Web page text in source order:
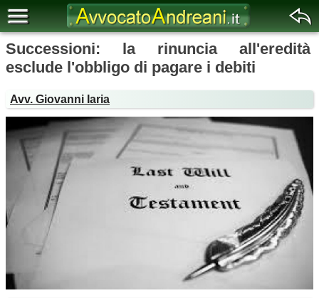
Successioni: la rinuncia all'eredità
esclude l'obbligo di pagare i debiti
Avv. Giovanni Iaria